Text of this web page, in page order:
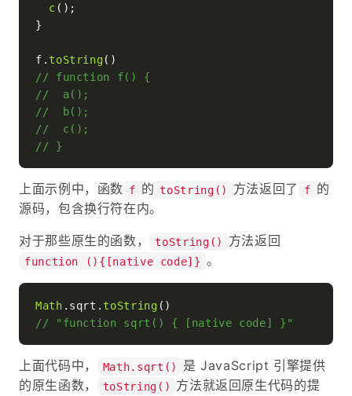
c ();
}
f. toString
// function f() {
//  a();
//  b();
//  c();
// }
上面示例中，函数 f 的 toString() 方法返回了 f 的
源码，包含换行符在内。
对于那些原生的函数， toString() 方法返回
function (){[native code]} 。
Math . sqrt . toString
// "function sqrt() { [native code] }"
上面代码中， Math.sqrt()
是 JavaScript 引擎提供
的原生函数，
toString()
方法就返回原生代码的提